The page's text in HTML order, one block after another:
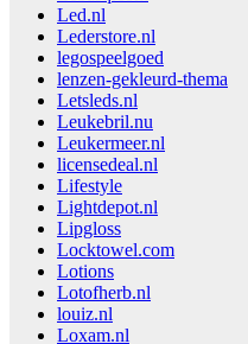
Led.nl
Lederstore.nl
legospeelgoed
lenzen-gekleurd-thema
Letsleds.nl
Leukebril.nu
Leukermeer.nl
licensedeal.nl
Lifestyle
Lightdepot.nl
Lipgloss
Locktowel.com
Lotions
Lotofherb.nl
louiz.nl
Loxam.nl